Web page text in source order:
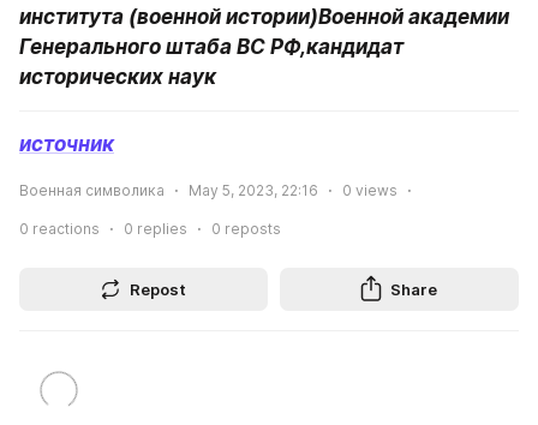
института (военной истории)Военной академии
Генерального штаба ВС РФ,кандидат
исторических наук
источник
Военная символика May 5, 2023, 22:16 0 views
0 reactions 0 replies 0 reposts
Repost Share